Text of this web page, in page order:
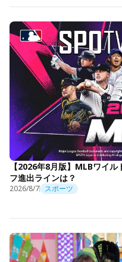
【2026年8月版】MLBワイ
フ進出ラインは？
2026/8/7 スポーツ